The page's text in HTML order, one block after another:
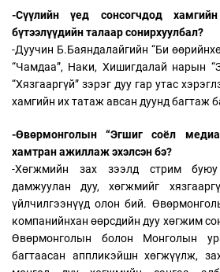
-Сүүлийн үед сонсогчдод
бүтээлүүдийн талаар сонирхуулбал?
-Дуучин Б.Баяндалайгийн “Би
“Чамдаа”, Наки, Хишигдалай нарын
“Хязгааргүй” зэрэг дуу гар утас
хамгийн их татаж авсан дуунд багтаж
-Өвөрмонголын “Эгшиг соёл
хамтран ажиллаж эхэлсэн бэ?
-Хөгжмийн зах зээлд стрим
дамжуулан дуу, хөгжмийг
үйлчилгээнүүд олон бий.
компанийнхан өөрсдийн дуу хөгжим
Өвөрмонголын болон Монголын
багтаасан аппликэйшн хөгжүүлж,